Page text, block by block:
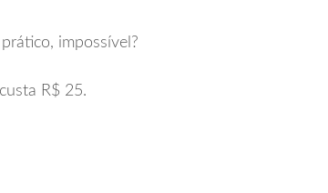
impossível?
R$ 25.